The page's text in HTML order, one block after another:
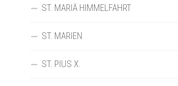
ST. MARIÄ HIMMELFAHRT
ST. MARIEN
ST. PIUS X.